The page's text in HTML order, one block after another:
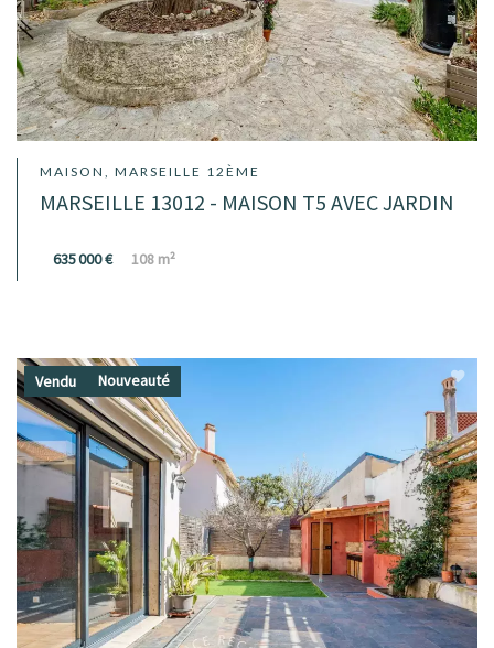
MAISON, MARSEILLE 12ÈME
MARSEILLE 13012 - MAISON T5 AVEC JARDIN
635 000 € 108 m²
Vendu Nouveauté